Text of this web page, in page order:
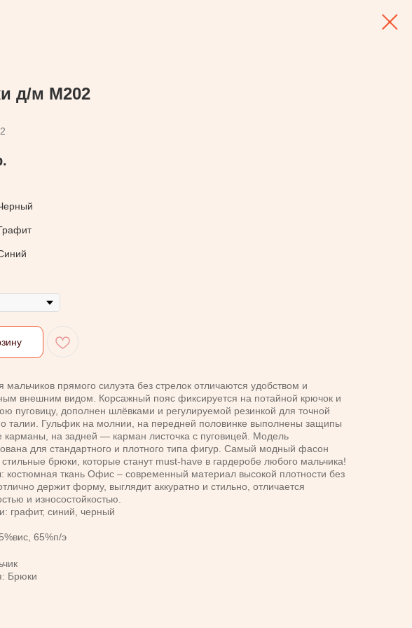
д/м М202
мальчиков прямого силуэта без стрелок отличаются удобством и
внешним видом. Корсажный пояс фиксируется на потайной крючок и
пуговицу, дополнен шлёвками и регулируемой резинкой для точной
талии. Гульфик на молнии, на передней половинке выполнены защипы
карманы, на задней — карман листочка с пуговицей. Модель
для стандартного и плотного типа фигур. Самый модный фасон
брюки, которые станут must-have в гардеробе любого мальчика!
костюмная ткань Офис – современный материал высокой плотности без
держит форму, выглядит аккуратно и стильно, отличается
и износостойкостью.
графит, синий, черный
65%п/э
Брюки